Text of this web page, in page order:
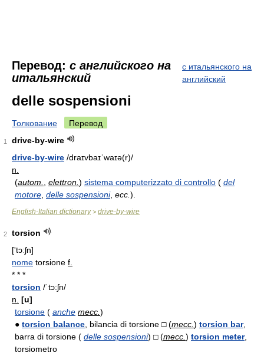
Перевод: с английского на
итальянский
с итальянского на
английский
delle sospensioni
Толкование Перевод
1
drive-by-wire
drive-by-wire /draɪvbaɪˈwaɪə(r)/
n.
(autom. elettron. ) sistema computerizzato di controllo ( del
motore delle sospensioni, ecc. ).
English-Italian dictionary> drive-by-wire
2
torsion
['tɔːʃn]
nome torsione f.
* * *
torsion /ˈtɔ:ʃn/
n. [u]
torsione ( anche mecc. )
● torsion balance , bilancia di torsione □ (mecc. ) torsion bar,
barra di torsione ( delle sospensioni) □ (mecc. ) torsion meter,
torsiometro